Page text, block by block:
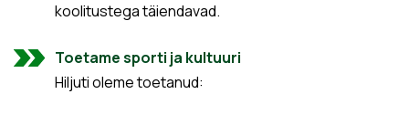
koolitustega täiendavad.
Toetame sporti ja kultuuri
Hiljuti oleme toetanud: